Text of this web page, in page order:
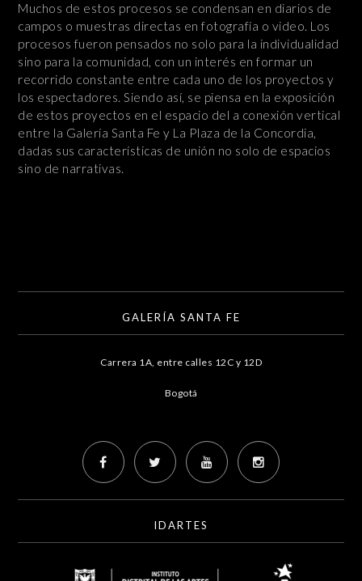
Muchos de estos procesos se condensan en diarios de
campos o muestras directas en fotografía o video. Los
procesos fueron pensados no solo para la individualidad
sino para la comunidad, con un interés en formar un
recorrido constante entre cada uno de los proyectos y
los espectadores. Siendo así, se piensa en la exposición
de estos proyectos en el espacio del a conexión vertical
entre la Galería Santa Fe y La Plaza de la Concordia,
dadas sus características de unión no solo de espacios
sino de narrativas.
GALERÍA SANTA FE
Carrera 1A, entre calles 12C y 12D
Bogotá
IDARTES